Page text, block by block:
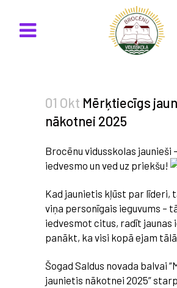
01 Okt Mērķtiecīgs
nākotnei 2025
Brocēnu vidusskolas jaunieši
iedvesmo un ved uz priekšu!
Kad jaunietis kļūst par līderi,
viņa personīgais ieguvums –
iedvesmot citus, radīt jaunas
panākt, ka visi kopā ejam
Šogad Saldus novada balvai
jaunietis nākotnei 2025”